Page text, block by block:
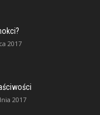
2017
2017